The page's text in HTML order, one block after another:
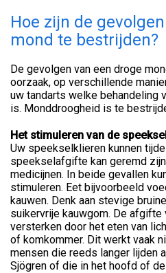
Hoe zijn de
mond te bestrijden?
De gevolgen van een droge
oorzaak, op verschillende
uw tandarts welke behandeling
is. Monddroogheid is te
Het stimuleren van de
Uw speekselklieren kunnen
speekselafgifte kan geremd
medicijnen. In beide gevallen
stimuleren. Eet bijvoorbeeld
kauwen. Denk aan stevige
suikervrije kauwgom. De afgifte
versterken door het eten van
of komkommer. Dit werkt vaak
mensen die reeds langer lijden
Sjögren of die in het hoofd of